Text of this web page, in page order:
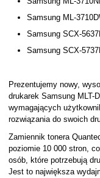
Samsung ML-
Samsung SCX-
Samsung SCX-
Prezentujemy nowy,
drukarek Samsung MLT-
wymagających
rozwiązania do swoich
Zamiennik tonera
poziomie 10 000 stron,
osób, które potrzebują
Jest to największa